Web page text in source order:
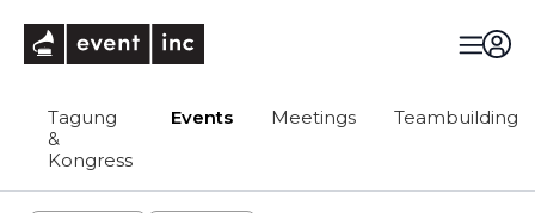
Tagung
&
Kongress
Events Meetings Teambuilding